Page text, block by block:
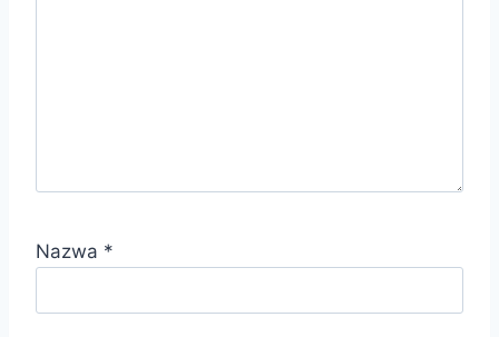
Nazwa *